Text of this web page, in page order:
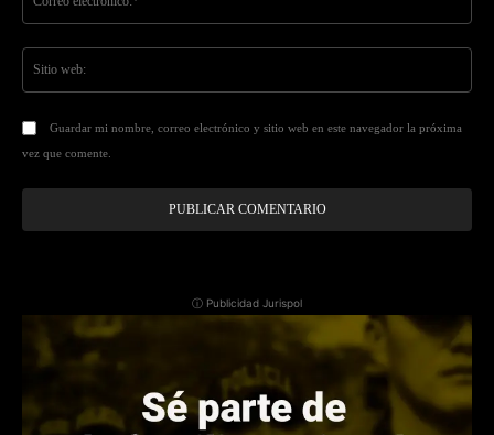
Guardar mi nombre, correo electrónico y sitio web en este navegador la próxima
vez que comente.
ⓘ Publicidad Jurispol